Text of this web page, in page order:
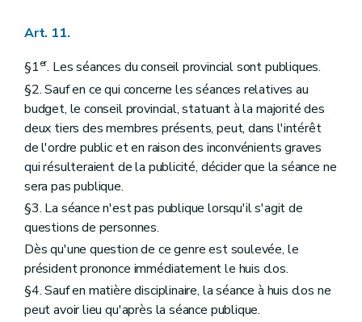
Art. 11.
§1er. Les séances du conseil provincial sont publiques.
§2. Sauf en ce qui concerne les séances relatives au
budget, le conseil provincial, statuant à la majorité des
deux tiers des membres présents, peut, dans l'intérêt
de l'ordre public et en raison des inconvénients graves
qui résulteraient de la publicité, décider que la séance ne
sera pas publique.
§3. La séance n'est pas publique lorsqu'il s'agit de
questions de personnes.
Dès qu'une question de ce genre est soulevée, le
président prononce immédiatement le huis clos.
§4. Sauf en matière disciplinaire, la séance à huis clos ne
peut avoir lieu qu'après la séance publique.